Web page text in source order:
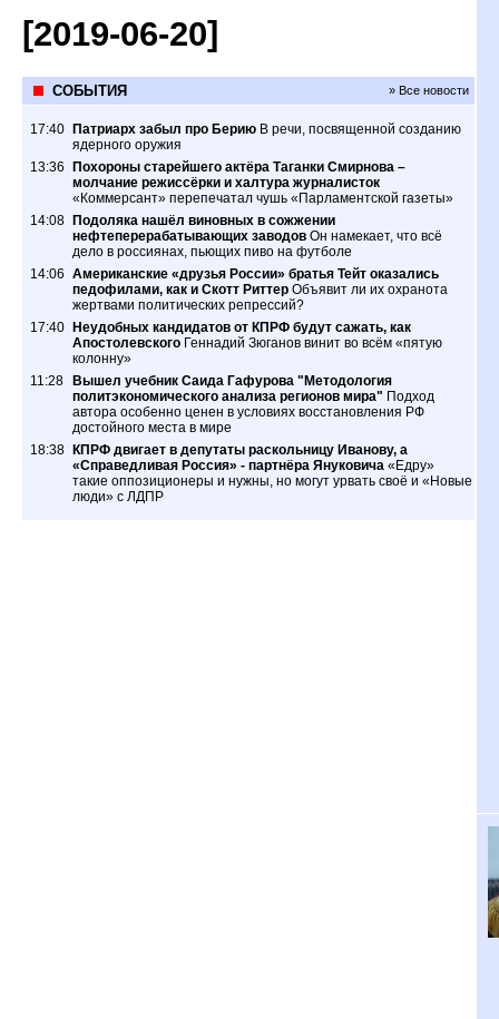
[2019-06-20]
СОБЫТИЯ » Все новости
17:40 Патриарх забыл про Берию В речи, посвященной созданию
ядерного оружия
13:36 Похороны старейшего актёра Таганки Смирнова –
молчание режиссёрки и халтура журналисток
«Коммерсант» перепечатал чушь «Парламентской газеты»
14:08 Подоляка нашёл виновных в сожжении
нефтеперерабатывающих заводов Он намекает, что всё
дело в россиянах, пьющих пиво на футболе
14:06 Американские «друзья России» братья Тейт оказались
педофилами, как и Скотт Риттер Объявит ли их охранота
жертвами политических репрессий?
17:40 Неудобных кандидатов от КПРФ будут сажать, как
Апостолевского Геннадий Зюганов винит во всём «пятую
колонну»
11:28 Вышел учебник Саида Гафурова "Методология
политэкономического анализа регионов мира" Подход
автора особенно ценен в условиях восстановления РФ
достойного места в мире
18:38 КПРФ двигает в депутаты раскольницу Иванову, а
«Справедливая Россия» - партнёра Януковича «Едру»
такие оппозиционеры и нужны, но могут урвать своё и «Новые
люди» с ЛДПР